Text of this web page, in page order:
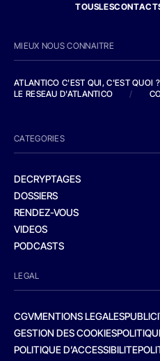
MIEUX NOUS CONNAITRE
ATLANTICO C'EST QUI, C'EST QUOI ?
LE RESEAU D'ATLANTICO
/
CATEGORIES
DECRYPTAGES
DOSSIERS
RENDEZ-VOUS
VIDEOS
PODCASTS
LEGAL
CGVMENTIONS LEGALES
GESTION DES COOKIES
POLITIQUE D’ACCESSIBILITE